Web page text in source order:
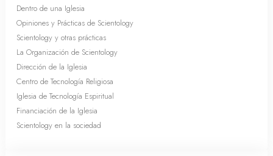
Dentro de una Iglesia
Opiniones y Prácticas de Scientology
Scientology y otras prácticas
La Organización de Scientology
Dirección de la Iglesia
Centro de Tecnología Religiosa
Iglesia de Tecnología Espiritual
Financiación de la Iglesia
Scientology en la sociedad